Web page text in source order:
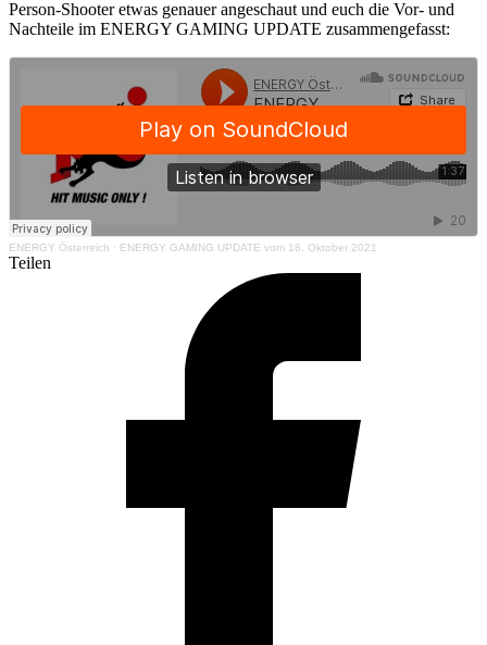
Person-Shooter etwas genauer angeschaut und euch die Vor- und
Nachteile im ENERGY GAMING UPDATE zusammengefasst:
ENERGY Österreich · ENERGY GAMING UPDATE vom 18. Oktober 2021
Teilen